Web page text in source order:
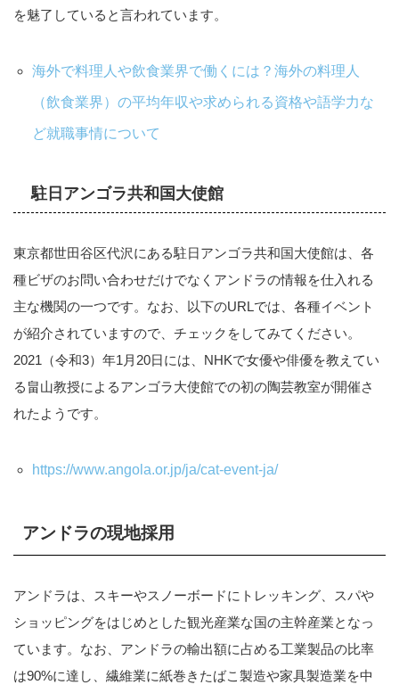
を魅了していると言われています。
海外で料理人や飲食業界で働くには？海外の料理人
（飲食業界）の平均年収や求められる資格や語学力な
ど就職事情について
駐日アンゴラ共和国大使館
東京都世田谷区代沢にある駐日アンゴラ共和国大使館は、各
種ビザのお問い合わせだけでなくアンドラの情報を仕入れる
主な機関の一つです。なお、以下のURLでは、各種イベント
が紹介されていますので、チェックをしてみてください。
2021（令和3）年1月20日には、NHKで女優や俳優を教えてい
る畠山教授によるアンゴラ大使館での初の陶芸教室が開催さ
れたようです。
https://www.angola.or.jp/ja/cat-event-ja/
アンドラの現地採用
アンドラは、スキーやスノーボードにトレッキング、スパや
ショッピングをはじめとした観光産業な国の主幹産業となっ
ています。なお、アンドラの輸出額に占める工業製品の比率
は90%に達し、繊維業に紙巻きたばこ製造や家具製造業を中